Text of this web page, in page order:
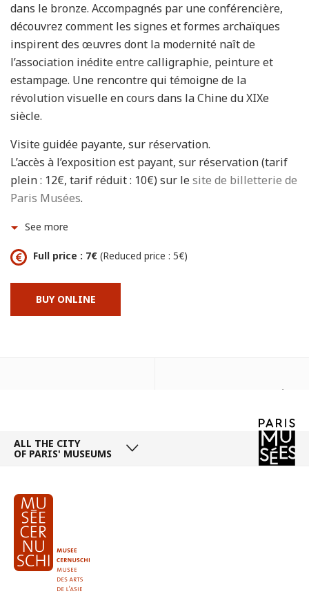
dans le bronze. Accompagnés par une conférencière,
découvrez comment les signes et formes archaïques
inspirent des œuvres dont la modernité naît de
l’association inédite entre calligraphie, peinture et
estampage. Une rencontre qui témoigne de la
révolution visuelle en cours dans la Chine du XIXe
siècle.
Visite guidée payante, sur réservation.
L’accès à l’exposition est payant, sur réservation (tarif
plein : 12€, tarif réduit : 10€) sur lesite de billetterie de
Paris Musées.
See more
Full price : 7€ (Reduced price : 5€)
BUY ONLINE
ALL THE CITY
OF PARIS' MUSEUMS